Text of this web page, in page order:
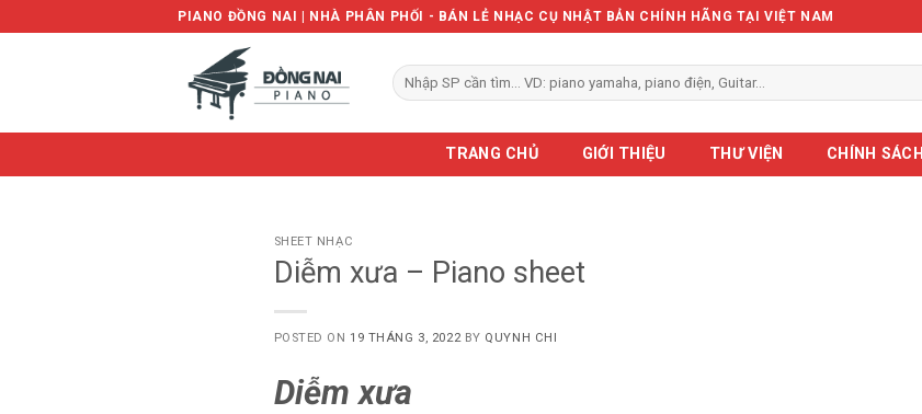
to
PIANO ĐỒNG NAI | NHÀ PHÂN PHỐI - BÁN LẺ NHẠC CỤ NHẬT BẢN CHÍNH HÃNG TẠI VIỆT NAM
Tìm
kiếm:
TRANG CHỦ GIỚI THIỆU THƯ VIỆN CHÍNH SÁCH
SHEET NHẠC
Diễm xưa – Piano sheet
POSTED ON 19 THÁNG 3, 2022 BY QUYNH CHI
Diễm xưa